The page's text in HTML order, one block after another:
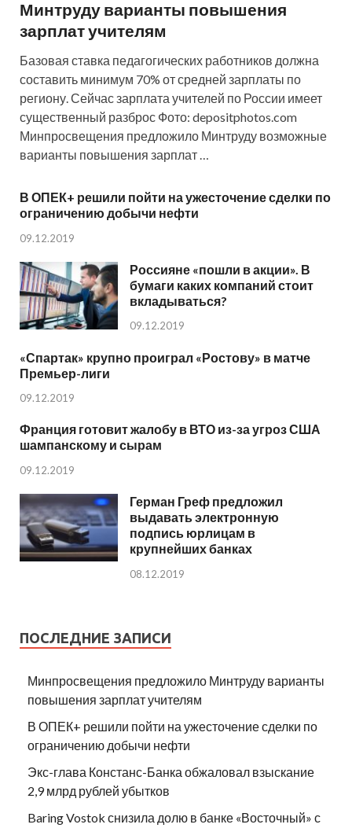
Минтруду варианты повышения
зарплат учителям
Базовая ставка педагогических работников должна
составить минимум 70% от средней зарплаты по
региону. Сейчас зарплата учителей по России имеет
существенный разброс Фото: depositphotos.com
Минпросвещения предложило Минтруду возможные
варианты повышения зарплат …
В ОПЕК+ решили пойти на ужесточение сделки по
ограничению добычи нефти
09.12.2019
Россияне «пошли в акции». В
бумаги каких компаний стоит
вкладываться?
09.12.2019
«Спартак» крупно проиграл «Ростову» в матче
Премьер-лиги
09.12.2019
Франция готовит жалобу в ВТО из-за угроз США
шампанскому и сырам
09.12.2019
Герман Греф предложил
выдавать электронную
подпись юрлицам в
крупнейших банках
08.12.2019
ПОСЛЕДНИЕ ЗАПИСИ
Минпросвещения предложило Минтруду варианты
повышения зарплат учителям
В ОПЕК+ решили пойти на ужесточение сделки по
ограничению добычи нефти
Экс-глава Констанс-Банка обжаловал взыскание
2,9 млрд рублей убытков
Baring Vostok снизила долю в банке «Восточный» с